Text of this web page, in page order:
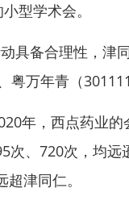
型学术会。
备合理性，津
粤万年青 （
，西点药业的
次、720次，均
津同仁。